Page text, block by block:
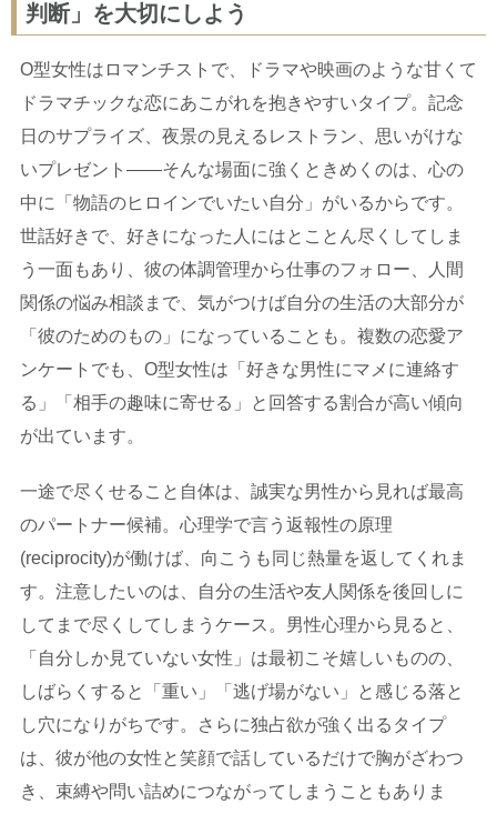
判断」を大切にしよう
O型女性はロマンチストで、ドラマや映画のような甘くて
ドラマチックな恋にあこがれを抱きやすいタイプ。記念
日のサプライズ、夜景の見えるレストラン、思いがけな
いプレゼント——そんな場面に強くときめくのは、心の
中に「物語のヒロインでいたい自分」がいるからです。
世話好きで、好きになった人にはとことん尽くしてしま
う一面もあり、彼の体調管理から仕事のフォロー、人間
関係の悩み相談まで、気がつけば自分の生活の大部分が
「彼のためのもの」になっていることも。複数の恋愛ア
ンケートでも、O型女性は「好きな男性にマメに連絡す
る」「相手の趣味に寄せる」と回答する割合が高い傾向
が出ています。
一途で尽くせること自体は、誠実な男性から見れば最高
のパートナー候補。心理学で言う返報性の原理
(reciprocity)が働けば、向こうも同じ熱量を返してくれま
す。注意したいのは、自分の生活や友人関係を後回しに
してまで尽くしてしまうケース。男性心理から見ると、
「自分しか見ていない女性」は最初こそ嬉しいものの、
しばらくすると「重い」「逃げ場がない」と感じる落と
し穴になりがちです。さらに独占欲が強く出るタイプ
は、彼が他の女性と笑顔で話しているだけで胸がざわつ
き、束縛や問い詰めにつながってしまうこともありま